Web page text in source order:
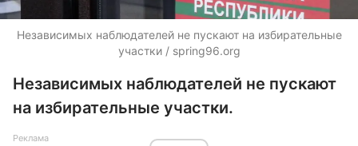
Независимых наблюдателей не пускают на избирательные
участки / spring96.org
Независимых наблюдателей не пускают
на избирательные участки.
Реклама